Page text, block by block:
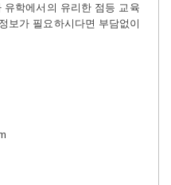
학에서의 유리한 점등 교육
보가 필요하시다면 부담없이